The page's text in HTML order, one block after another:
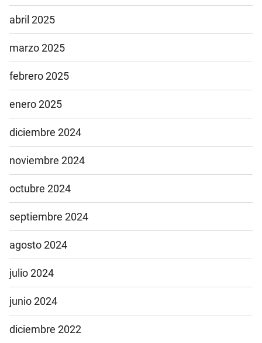
abril 2025
marzo 2025
febrero 2025
enero 2025
diciembre 2024
noviembre 2024
octubre 2024
septiembre 2024
agosto 2024
julio 2024
junio 2024
diciembre 2022